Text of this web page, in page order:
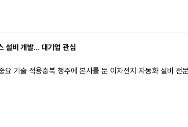
설비 개발… 대기업 관심
요 기술 적용충북 청주에 본사를 둔 이차전지 자동화 설비